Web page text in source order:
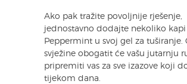
Ako pak tražite povoljnije rješenje,
jednostavno dodajte nekoliko kapi
Peppermint u svoj gel za tuširanje.
svježine obogatit će vašu jutarnju
pripremiti vas za sve izazove koji
tijekom dana.